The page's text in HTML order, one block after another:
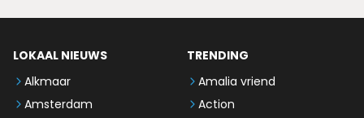
LOKAAL NIEUWS
Alkmaar
Amsterdam
TRENDING
Amalia vriend
Action